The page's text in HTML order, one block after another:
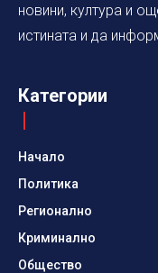
новини, култура и
истината и да
Категории
Начало
Политика
Регионално
Криминално
Общество